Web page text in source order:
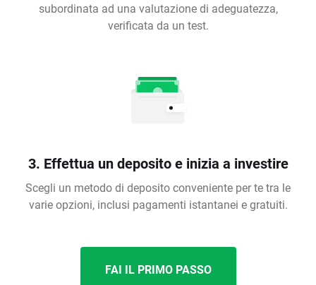
subordinata ad una valutazione di adeguatezza,
verificata da un test.
3. Effettua un deposito e inizia a investire
Scegli un metodo di deposito conveniente per te tra le
varie opzioni, inclusi pagamenti istantanei e gratuiti.
FAI IL PRIMO PASSO